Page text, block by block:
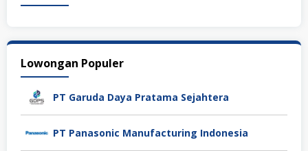
Lowongan Populer
PT Garuda Daya Pratama Sejahtera
PT Panasonic Manufacturing Indonesia